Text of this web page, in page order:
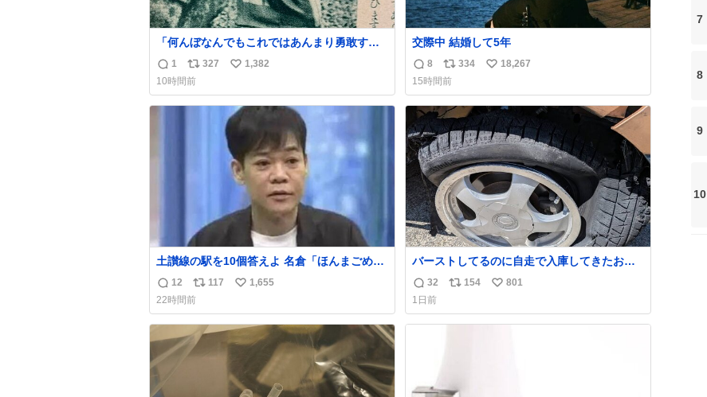
「何んぼなんでもこれではあんまり勇敢すぎ
ます。」 女性の立ち振る舞い指南コーナー
で、大股を「下品」や「はしたない」という
言葉を使わず「勇敢すぎます」と洒落っ気た
っぷりにたしなめる当時の言葉選びよ 勇敢す
ぎます、使っていきたい… （昭和4年婦人倶
楽部新年号より）
返
信
数
1
リ
ポ
ス
327
い
ね
数
1,382
10時間前
交際中 結婚して5年
返
信
数
8
リ
ポ
ス
ト
数
334
い
ね
数
18,267
15時間前
土讃線の駅を10個答えよ 名倉「ほんまごめ
ん、」 ↑正解（御免駅）
返
信
数
12
リ
ポ
ス
ト
数
117
い
ね
数
1,655
22時間前
バーストしてるのに自走で入庫してきたお客
さん バーストしたならその場で動かないで助
け呼んで下さい😰 保険にロードサービス付い
てて金銭負担も無いんですから これで走る
と、壊さなくていい所まで壊しちゃいますか
返
信
数
32
リ
ス
154
い
ね
801
1日前
7
8
9
10